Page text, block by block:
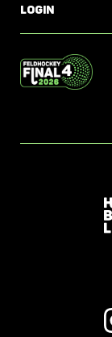
Login